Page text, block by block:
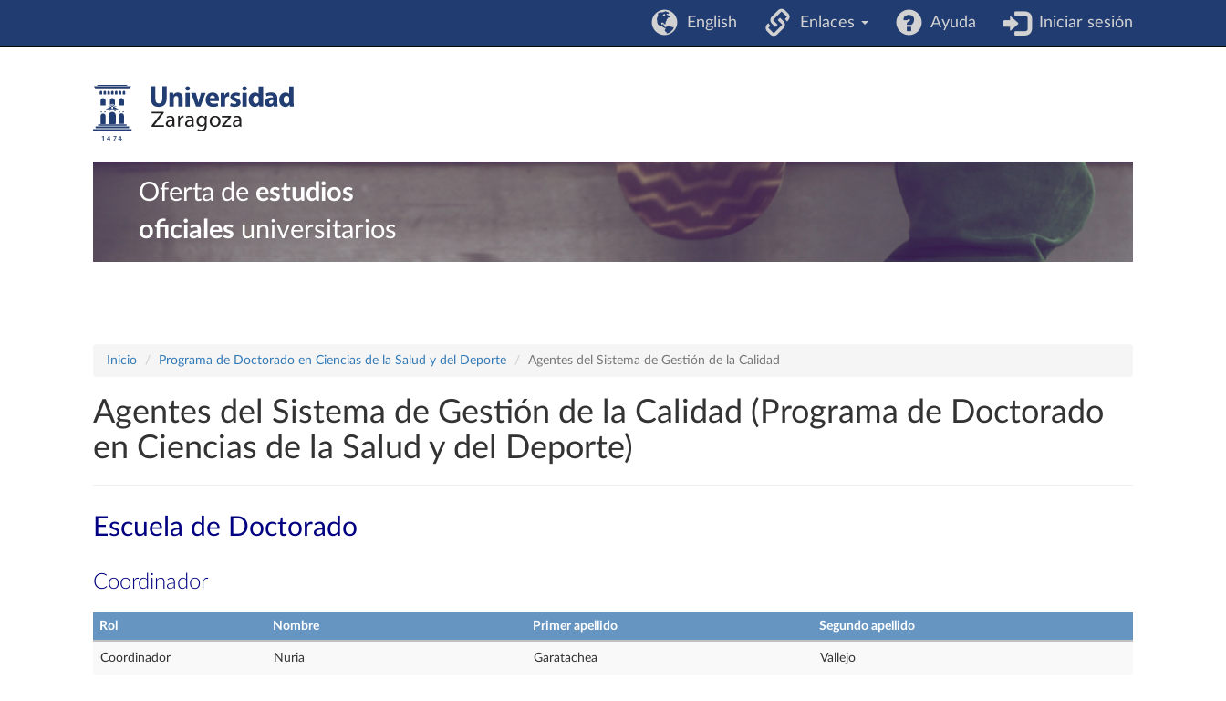
English Enlaces Ayuda Iniciar sesión
Oferta de estudios
oficiales universitarios
Inicio Programa de Doctorado en Ciencias de la Salud y del Deporte Agentes del Sistema de Gestión de la Calidad
Agentes del Sistema de Gestión de la Calidad (Programa de Doctorado
en Ciencias de la Salud y del Deporte)
Escuela de Doctorado
Coordinador
Rol Nombre Primer apellido Segundo apellido
Coordinador Nuria Garatachea Vallejo